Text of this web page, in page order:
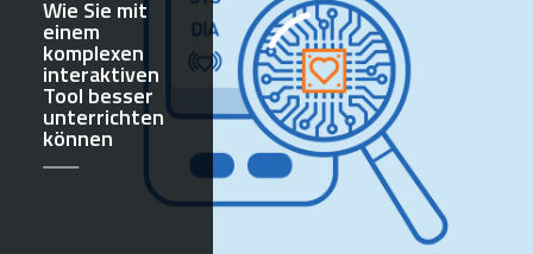
Wie Sie mit
einem
komplexen
interaktiven
Tool besser
unterrichten
können